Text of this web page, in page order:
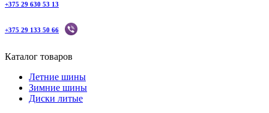
+375 29 630 53 13
+375 29 133 50 66
Каталог товаров
Летние шины
Зимние шины
Диски литые